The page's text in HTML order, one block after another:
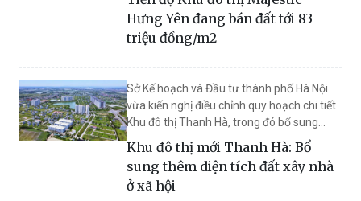
Hưng Yên đang bán đất tới 83
triệu đồng/m2
Sở Kế hoạch và Đầu tư thành phố Hà Nội
vừa kiến nghị điều chỉnh quy hoạch chi tiết
Khu đô thị Thanh Hà, trong đó bổ sung
diện tích đất dành xây dựng nhà ở xã hội.
Khu đô thị mới Thanh Hà: Bổ
sung thêm diện tích đất xây nhà
ở xã hội